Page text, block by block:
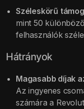
Széleskörű
mint 50
felhasználók
Hátrányok
Magasabb díjak
Az ingyenes
számára a